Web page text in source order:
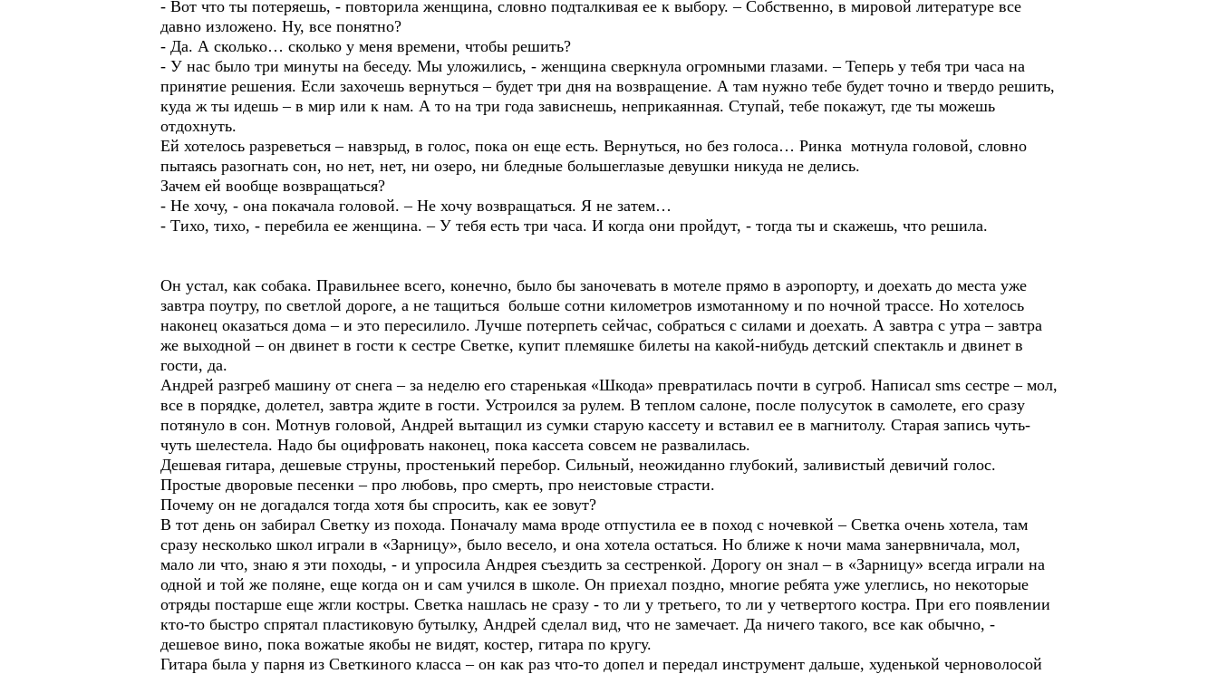
- Вот что ты потеряешь, - повторила женщина, словно подталкивая ее к выбору. – Собственно, в мировой литературе все
давно изложено. Ну, все понятно?
- Да. А сколько… сколько у меня времени, чтобы решить?
- У нас было три минуты на беседу. Мы уложились, - женщина сверкнула огромными глазами. – Теперь у тебя три часа на
принятие решения. Если захочешь вернуться – будет три дня на возвращение. А там нужно тебе будет точно и твердо решить,
куда ж ты идешь – в мир или к нам. А то на три года зависнешь, неприкаянная. Ступай, тебе покажут, где ты можешь
отдохнуть.
Ей хотелось разреветься – навзрыд, в голос, пока он еще есть. Вернуться, но без голоса… Ринка мотнула головой, словно
пытаясь разогнать сон, но нет, нет, ни озеро, ни бледные большеглазые девушки никуда не делись.
Зачем ей вообще возвращаться?
- Не хочу, - она покачала головой. – Не хочу возвращаться. Я не затем…
- Тихо, тихо, - перебила ее женщина. – У тебя есть три часа. И когда они пройдут, - тогда ты и скажешь, что решила.
Он устал, как собака. Правильнее всего, конечно, было бы заночевать в мотеле прямо в аэропорту, и доехать до места уже
завтра поутру, по светлой дороге, а не тащиться больше сотни километров измотанному и по ночной трассе. Но хотелось
наконец оказаться дома – и это пересилило. Лучше потерпеть сейчас, собраться с силами и доехать. А завтра с утра – завтра
же выходной – он двинет в гости к сестре Светке, купит племяшке билеты на какой-нибудь детский спектакль и двинет в
гости, да.
Андрей разгреб машину от снега – за неделю его старенькая «Шкода» превратилась почти в сугроб. Написал sms сестре – мол,
все в порядке, долетел, завтра ждите в гости. Устроился за рулем. В теплом салоне, после полусуток в самолете, его сразу
потянуло в сон. Мотнув головой, Андрей вытащил из сумки старую кассету и вставил ее в магнитолу. Старая запись чуть-
чуть шелестела. Надо бы оцифровать наконец, пока кассета совсем не развалилась.
Дешевая гитара, дешевые струны, простенький перебор. Сильный, неожиданно глубокий, заливистый девичий голос.
Простые дворовые песенки – про любовь, про смерть, про неистовые страсти.
Почему он не догадался тогда хотя бы спросить, как ее зовут?
В тот день он забирал Светку из похода. Поначалу мама вроде отпустила ее в поход с ночевкой – Светка очень хотела, там
сразу несколько школ играли в «Зарницу», было весело, и она хотела остаться. Но ближе к ночи мама занервничала, мол,
мало ли что, знаю я эти походы, - и упросила Андрея съездить за сестренкой. Дорогу он знал – в «Зарницу» всегда играли на
одной и той же поляне, еще когда он и сам учился в школе. Он приехал поздно, многие ребята уже улеглись, но некоторые
отряды постарше еще жгли костры. Светка нашлась не сразу - то ли у третьего, то ли у четвертого костра. При его появлении
кто-то быстро спрятал пластиковую бутылку, Андрей сделал вид, что не замечает. Да ничего такого, все как обычно, -
дешевое вино, пока вожатые якобы не видят, костер, гитара по кругу.
Гитара была у парня из Светкиного класса – он как раз что-то допел и передал инструмент дальше, худенькой черноволосой